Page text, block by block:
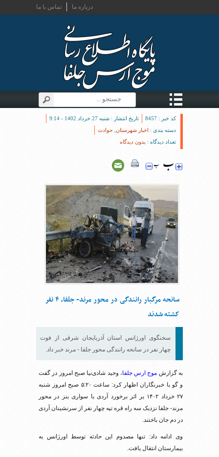
تماس با ما درباره ما
کد خبر : 8457
تاریخ انتشار : شنبه 27 خرداد 1402 - 9:14
دسته بندی : اخبار شهرستان حوادث
تعداد دیدگاه : بدون دیدگاه
سانحه مرگبار رانندگی در محور مرند- جلفا، ۴ نفر
کشته شدند
سخنگوی اورژانس استان آذربایجان شرقی از فوت
چهار نفر در سانحه رانندگی محور جلفا - مرند خبر داد.
به گزارش موج ارس جلفا، وحید شادی‌نیا صبح امروز در گفت
و گو با خبرنگاران اظهار کرد: ساعت ۵:۲۰ صبح امروز شنبه
۲۷ خرداد ۱۴۰۲ بر اثر برخورد آردی با سواری بنز در محور
مرند- جلفا نزدیک سه راه قره تپه چهار نفر از سرنشینان آردی
در دم جان باختند.
وی ادامه داد: تنها مصدوم این حادثه توسط اورژانس به
بیمارستان انتقال یافت.